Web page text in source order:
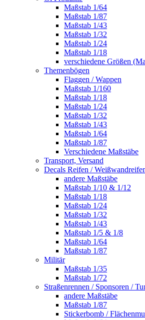
Maßstab 1/64
Maßstab 1/87
Maßstab 1/43
Maßstab 1/32
Maßstab 1/24
Maßstab 1/18
verschiedene Größen
Themenbögen
Flaggen / Wappen
Maßstab 1/160
Maßstab 1/18
Maßstab 1/24
Maßstab 1/32
Maßstab 1/43
Maßstab 1/64
Maßstab 1/87
Verschiedene Maßstäbe
Transport, Versand
Decals Reifen /
andere Maßstäbe
Maßstab 1/10 & 1/12
Maßstab 1/18
Maßstab 1/24
Maßstab 1/32
Maßstab 1/43
Maßstab 1/5 & 1/8
Maßstab 1/64
Maßstab 1/87
Militär
Maßstab 1/35
Maßstab 1/72
Straßenrennen / Sponsoren /
andere Maßstäbe
Maßstab 1/87
Stickerbomb /